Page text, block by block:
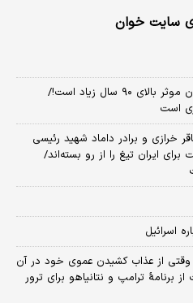
سایت خوان
روحانی اصلاح طلب: ‌لیست مسئولان موثر بالای ۹۰ سال زیاد است!/
است
خرازی و برادر داماد شهید رئیسی
ایران تیغ را از رو بسته‌اند/
اسرائیل
وقتی از عذاب کشیدن عموی خود در آن
برنامهٔ ترامپ و نتانیاهو برای ترور